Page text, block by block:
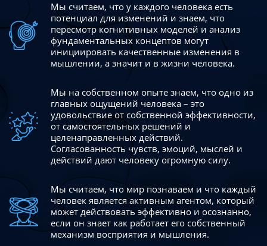
Мы считаем, что у каждого человека есть
потенциал для изменений и знаем, что
пересмотр когнитивных моделей и анализ
фундаментальных концептов могут
инициировать качественные изменения в
мышлении, а значит и в жизни человека.
Мы на собственном опыте знаем, что одно из
главных ощущений человека – это
удовольствие от собственной эффективности,
от самостоятельных решений и
целенаправленных действий.
Согласованность чувств, эмоций, мыслей и
действий дают человеку огромную силу.
Мы считаем, что мир познаваем и что каждый
человек является активным агентом, который
может действовать эффективно и осознанно,
если он знает как работает его собственный
механизм восприятия и мышления.